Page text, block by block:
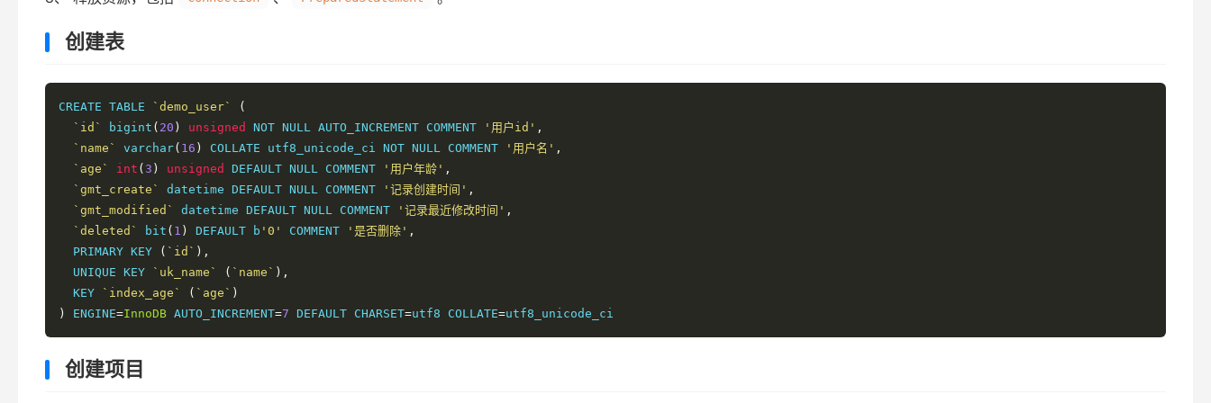
创建表
CREATE TABLE `demo_user`
(
`id`
bigint ( 20 ) unsigned NOT NULL AUTO_INCREMENT COMMENT '用户id' ,
`name`
varchar( 16 ) COLLATE utf8_unicode_ci NOT NULL COMMENT '用户名' ,
`age`
int ( 3 ) unsigned DEFAULT NULL COMMENT '用户年龄' ,
`gmt_create`
datetime DEFAULT NULL COMMENT '记录创建时间' ,
`gmt_modified`
datetime DEFAULT NULL COMMENT '记录最近修改时间' ,
`deleted`
bit ( 1 ) DEFAULT b '0' COMMENT '是否删除' ,
  PRIMARY KEY
( `id` ),
  UNIQUE KEY
`uk_name` ( `name` ),
  KEY
`index_age` ( `age` )
)
ENGINE=InnoDB AUTO_INCREMENT=7 DEFAULT CHARSET=utf8 COLLATE=
创建项目